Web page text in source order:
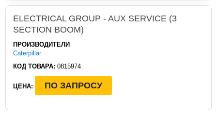
ELECTRICAL GROUP - AUX SERVICE (3
SECTION BOOM)
ПРОИЗВОДИТЕЛИ
Caterpillar
КОД ТОВАРА: 0815974
ЦЕНА: ПО ЗАПРОСУ